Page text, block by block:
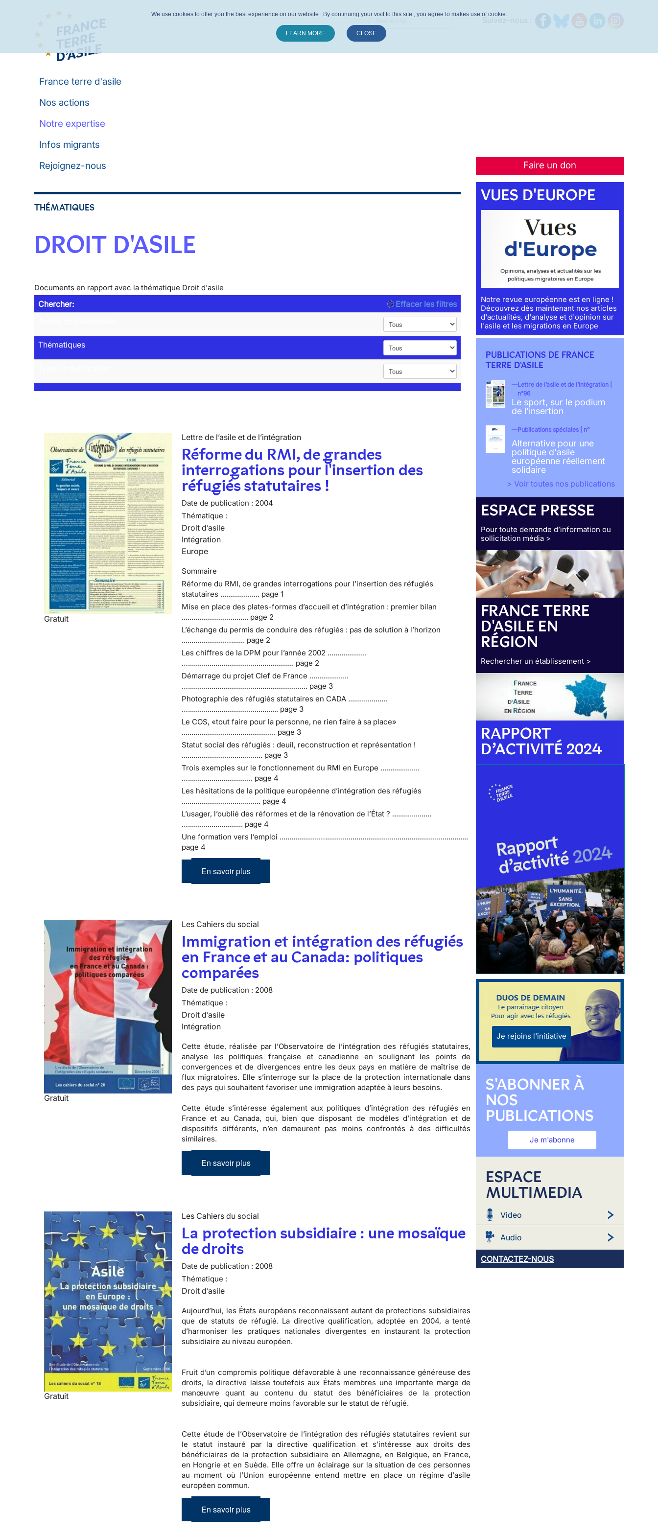
France terre d'asile
Nos actions
Notre expertise
Infos migrants
Faire un don
Rejoignez-nous
THÉMATIQUES
DROIT D'ASILE
Documents en rapport avec la thématique Droit d'asile
Chercher:
Effacer les filtres
Thématiques
Gratuit
Lettre de l’asile et de l’intégration
Réforme du RMI, de grandes
interrogations pour l'insertion des
réfugiés statutaires !
Date de publication : 2004
Thématique :
Droit d’asile
Intégration
Europe
Sommaire
Réforme du RMI, de grandes interrogations pour l’insertion des réfugiés
statutaires .................... page 1
Mise en place des plates-formes d’accueil et d’intégration : premier bilan
.................................. page 2
L’échange du permis de conduire des réfugiés : pas de solution à l’horizon
......................…....... page 2
Les chiffres de la DPM pour l’année 2002 ....................
…...................................................... page 2
Démarrage du projet Clef de France ....................
…............................................................. page 3
Photographie des réfugiés statutaires en CADA ....................
….............................................. page 3
Le COS, «tout faire pour la personne, ne rien faire à sa place»
................................................ page 3
Statut social des réfugiés : deuil, reconstruction et représentation !
.............................…......... page 3
Trois exemples sur le fonctionnement du RMI en Europe ....................
…................................. page 4
Les hésitations de la politique européenne d’intégration des réfugiés
...........................….......... page 4
L’usager, l’oublié des réformes et de la rénovation de l’État ? ....................
…............................ page 4
Une formation vers l’emploi ....................….........................................................................
page 4
En savoir plus
Gratuit
Les Cahiers du social
Immigration et intégration des réfugiés
en France et au Canada: politiques
comparées
Date de publication : 2008
Thématique :
Droit d’asile
Intégration
Cette étude, réalisée par l’Observatoire de l’intégration des réfugiés statutaires,
analyse les politiques française et canadienne en soulignant les points de
convergences et de divergences entre les deux pays en matière de maîtrise de
flux migratoires. Elle s’interroge sur la place de la protection internationale dans
des pays qui souhaitent favoriser une immigration adaptée à leurs besoins.
Cette étude s’intéresse également aux politiques d’intégration des réfugiés en
France et au Canada, qui, bien que disposant de modèles d’intégration et de
dispositifs différents, n’en demeurent pas moins confrontés à des difficultés
similaires.
En savoir plus
Gratuit
Les Cahiers du social
La protection subsidiaire : une mosaïque
de droits
Date de publication : 2008
Thématique :
Droit d’asile
Aujourd’hui, les États européens reconnaissent autant de protections subsidiaires
que de statuts de réfugié. La directive qualification, adoptée en 2004, a tenté
d’harmoniser les pratiques nationales divergentes en instaurant la protection
subsidiaire au niveau européen.
Fruit d’un compromis politique défavorable à une reconnaissance généreuse des
droits, la directive laisse toutefois aux États membres une importante marge de
manœuvre quant au contenu du statut des bénéficiaires de la protection
subsidiaire, qui demeure moins favorable sur le statut de réfugié.
Cette étude de l’Observatoire de l’intégration des réfugiés statutaires revient sur
le statut instauré par la directive qualification et s’intéresse aux droits des
bénéficiaires de la protection subsidiaire en Allemagne, en Belgique, en France,
en Hongrie et en Suède. Elle offre un éclairage sur la situation de ces personnes
au moment où l’Union européenne entend mettre en place un régime d’asile
européen commun.
En savoir plus
VUES D'EUROPE
Notre revue européenne est en ligne !
Découvrez dès maintenant nos articles
d'actualités, d'analyse et d'opinion sur
l'asile et les migrations en Europe
PUBLICATIONS DE FRANCE
TERRE D'ASILE
Lettre de l’asile et de l’intégration |
n°96
Le sport, sur le podium
de l'insertion
Publications spéciales | n°
Alternative pour une
politique d'asile
européenne réellement
solidaire
> Voir toutes nos publications
ESPACE PRESSE
Pour toute demande d’information ou
sollicitation média >
FRANCE TERRE
D'ASILE EN
RÉGION
Rechercher un établissement >
RAPPORT
D’ACTIVITÉ 2024
Je rejoins l'initiative
S'ABONNER À
NOS
PUBLICATIONS
Je m'abonne
ESPACE
MULTIMEDIA
Video
Audio
CONTACTEZ-NOUS
We use cookies to offer you the best experience on our website . By continuing your visit to this site , you agree to makes use of cookie.
LEARN MORE CLOSE